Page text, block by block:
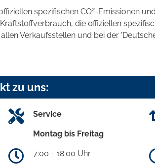
spezifischen CO2-Emissionen
die offiziellen
Verkaufsstellen und bei der
zu uns:
Service
Montag bis Freitag
7:00 - 18:00 Uhr